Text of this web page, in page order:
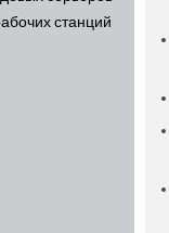
станций